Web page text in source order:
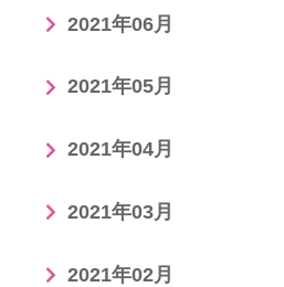
2021年06月
2021年05月
2021年04月
2021年03月
2021年02月